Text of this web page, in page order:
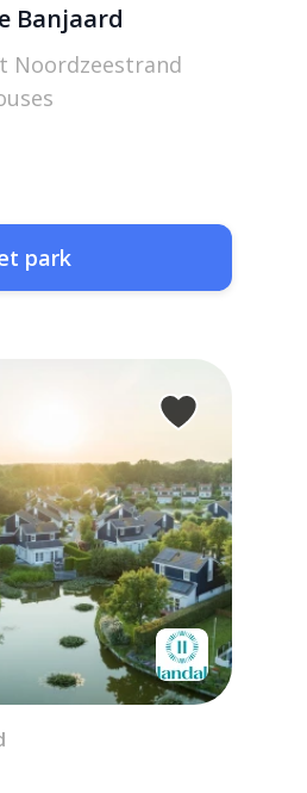
Banjaard
Noordzeestrand
park